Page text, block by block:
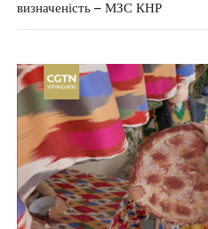
визначеність – МЗС КНР